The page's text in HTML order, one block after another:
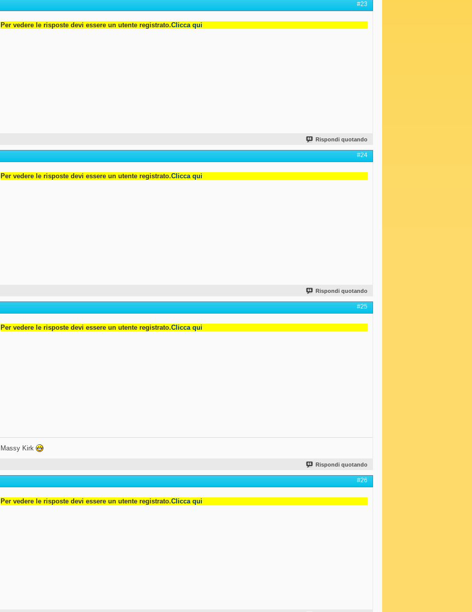
#23
Per vedere le risposte devi essere un utente registrato.Clicca qui
Rispondi quotando
#24
Per vedere le risposte devi essere un utente registrato.Clicca qui
Rispondi quotando
#25
Per vedere le risposte devi essere un utente registrato.Clicca qui
Massy Kirk
Rispondi quotando
#26
Per vedere le risposte devi essere un utente registrato.Clicca qui